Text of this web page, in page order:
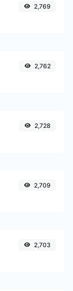
2,769
2,762
2,728
2,709
2,703